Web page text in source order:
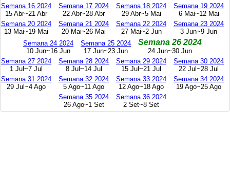
Semana 16 2024
15 Abr~21 Abr
Semana 17 2024
22 Abr~28 Abr
Semana 18 2024
29 Abr~5 Mai
Semana 19 2024
6 Mai~12 Mai
Semana 20 2024
13 Mai~19 Mai
Semana 21 2024
20 Mai~26 Mai
Semana 22 2024
27 Mai~2 Jun
Semana 23 2024
3 Jun~9 Jun
Semana 24 2024
10 Jun~16 Jun
Semana 25 2024
17 Jun~23 Jun
Semana 26 2024
24 Jun~30 Jun
Semana 27 2024
1 Jul~7 Jul
Semana 28 2024
8 Jul~14 Jul
Semana 29 2024
15 Jul~21 Jul
Semana 30 2024
22 Jul~28 Jul
Semana 31 2024
29 Jul~4 Ago
Semana 32 2024
5 Ago~11 Ago
Semana 33 2024
12 Ago~18 Ago
Semana 34 2024
19 Ago~25 Ago
Semana 35 2024
26 Ago~1 Set
Semana 36 2024
2 Set~8 Set